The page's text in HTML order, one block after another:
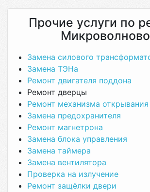
Прочие услуги по
Замена силового
Замена ТЭНа
Ремонт двигателя поддона
Ремонт дверцы
Ремонт механизма
Замена предохранителя
Ремонт магнетрона
Замена блока управления
Замена таймера
Замена вентилятора
Проверка на излучение
Ремонт защёлки двери